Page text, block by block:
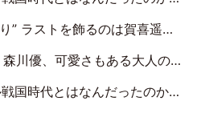
…5年ぶりの登場に「5年分大人になった私を見ていただけたら」
優、可愛さもある大人の女性に
藤彩未×飯田らうら「正直、中3で辞めるというのを信じてなくて。そう言われてはいたけど、嘘でしょって」